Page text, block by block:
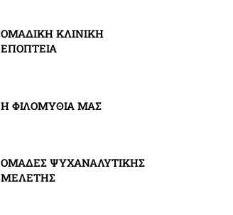
ΟΜΑΔΙΚΗ ΚΛΙΝΙΚΗ
ΕΠΟΠΤΕΙΑ
Η ΦΙΛΟΜΥΘΙΑ ΜΑΣ
ΟΜΑΔΕΣ ΨΥΧΑΝΑΛΥΤΙΚΗΣ
ΜΕΛΕΤΗΣ